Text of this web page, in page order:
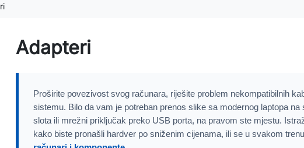
Adapteri
Proširite povezivost svog računara, riješite problem nekompatibilnih
sistemu. Bilo da vam je potreban prenos slike sa modernog laptopa
slota ili mrežni priključak preko USB porta, na pravom ste mjestu.
kako biste pronašli hardver po sniženim cijenama, ili se u svakom